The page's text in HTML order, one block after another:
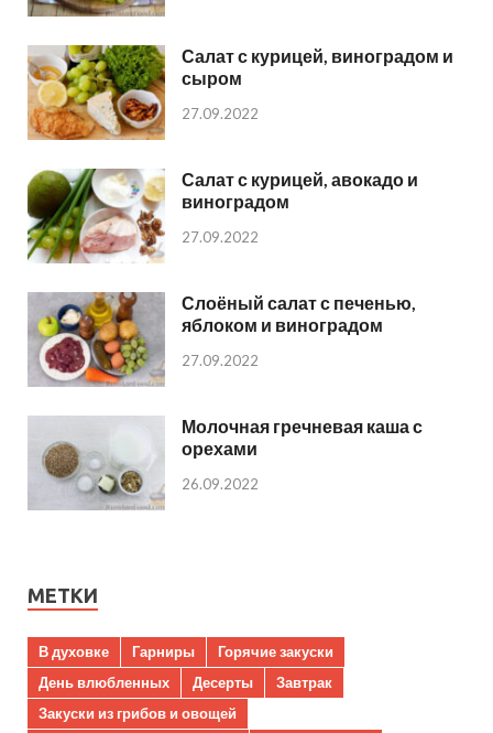
Салат с курицей, виноградом и
сыром
27.09.2022
Салат с курицей, авокадо и
виноградом
27.09.2022
Слоёный салат с печенью,
яблоком и виноградом
27.09.2022
Молочная гречневая каша с
орехами
26.09.2022
МЕТКИ
В духовке Гарниры
Горячие закуски
День влюбленных
Десерты
Завтрак
Закуски из грибов и овощей